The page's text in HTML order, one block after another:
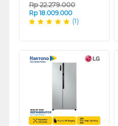
Rp22.279.000
Rp 18.009.000
(1)